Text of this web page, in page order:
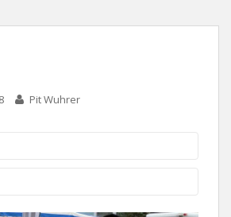
Pit Wuhrer